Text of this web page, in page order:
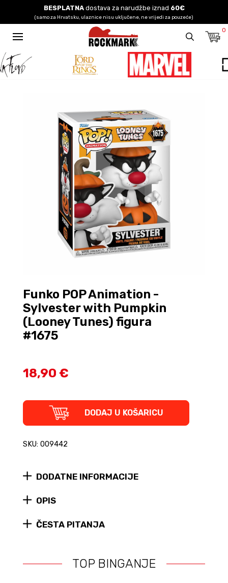
BESPLATNAdostava za narudžbe iznad 60€
(samo za Hrvatsku, ulaznice nisu uključene, ne vrijedi za pouzeće)
0
Funko POP Animation -
Sylvester with Pumpkin
(Looney Tunes) figura
#1675
18,90 €
Funko
Animation
Sylvester
(Looney
figura
#1675
DODAJ U KOŠARICU
SKU: 009442
DODATNE INFORMACIJE
OPIS
ČESTA PITANJA
TOP BINGANJE